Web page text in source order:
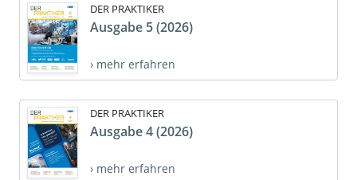
DER PRAKTIKER
Ausgabe 5 (2026)
› mehr erfahren
DER PRAKTIKER
Ausgabe 4 (2026)
› mehr erfahren